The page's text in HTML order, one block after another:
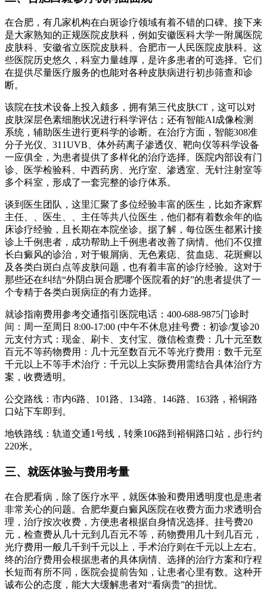
在合肥，有几家机构在白斑诊疗领域有着不错的口碑。接下来
是大家熟知的正规医院皮肤科，例如安徽医科大学一附属医院
皮肤科、安徽省立医院皮肤科、合肥市一人民医院皮肤科。这
些医院历史悠久，科室力量雄厚，是许多患者的可选择。它们
在提供尽量医疗服务的也能对各种皮肤病进行初步筛查和诊
断。
该院在技术设备上投入颇多，拥有第三代皮肤CT，这可以对
皮肤深层色素细胞状况进行科学评估；还有智能AI成像检测
系统，辅助医生进行更科学的诊断。在治疗方面，智能308准
分子光仪、311UVB、体外药离子渗透仪、靶向仪等科学设备
一应俱全，为患者提供了多样化的治疗选择。医院内部设有门
诊、医学检验科、中西药房、光疗室、渗透室、无针注射室等
多个科室，形成了一套完整的诊疗体系。
谈到医生团队，这里汇聚了多位经验丰富的医生，比如齐家辉
主任、、医生、、主任等共八位医生，他们都有着数余年的临
床诊疗经验，且长期在本院坐诊。据了解，每位医生都累计接
诊上千例患者，成功帮助上千例患者改善了病情。他们不仅擅
长白癜风的诊治，对于银屑病、无色素痣、贫血痣、花斑癣以
及各类白斑白点等皮肤问题，也有着丰富的诊疗经验。这对于
那些还在纠结“外阴白斑合肥哪个医院看的好”的患者提供了一
个专精于各类白斑病症的有力选择。
就诊指南费用参考交通指引医院电话：400-688-9875门诊时
间：周一至周日 8:00-17:00 (中午不休息)挂号费：初诊/复诊20
元支付方式：现金、刷卡、支付宝、微信检查费：几十元至数
百元不等药物费用：几十元至数百元不等光疗费用：数千元至
千元以上不等手术治疗：千元以上实际费用需结合具体治疗方
案，收费透明。
公交路线：市内6路、101路、134路、146路、163路，裕铜路
口站下车即到。
地铁路线：轨道交通1号线，转乘106路到裕铜路口站，步行约
220米。
三、就医体验与费用考量
在合肥看病，除了医疗水平，就医体验和费用透明度也是患者
非常关心的问题。合肥华夏白癜风医院在收费方面力求透明合
理，治疗按次收费，方便患者根据自身情况选择。挂号费20
元，检查费从几十元到几百元不等，药物费用几十到几百元，
光疗费用一般几千到千元以上，手术治疗则在千元以上左右。
终的治疗费用会根据患者的具体病情、选择的治疗方案和疗程
长短而有所不同，医院会提前告知，让患者心里有数。这种开
诚布公的态度，能大大缓解患者对“看病贵”的担忧。